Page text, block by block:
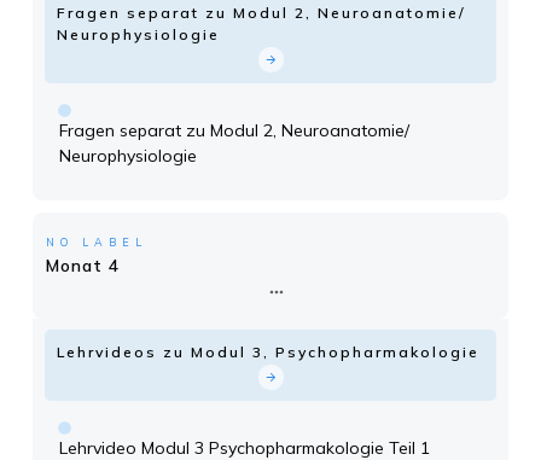
Fragen separat zu Modul 2, Neuroanatomie/
Neurophysiologie
Fragen separat zu Modul 2, Neuroanatomie/
Neurophysiologie
NO LABEL
Monat 4
Lehrvideos zu Modul 3, Psychopharmakologie
Lehrvideo Modul 3 Psychopharmakologie Teil 1